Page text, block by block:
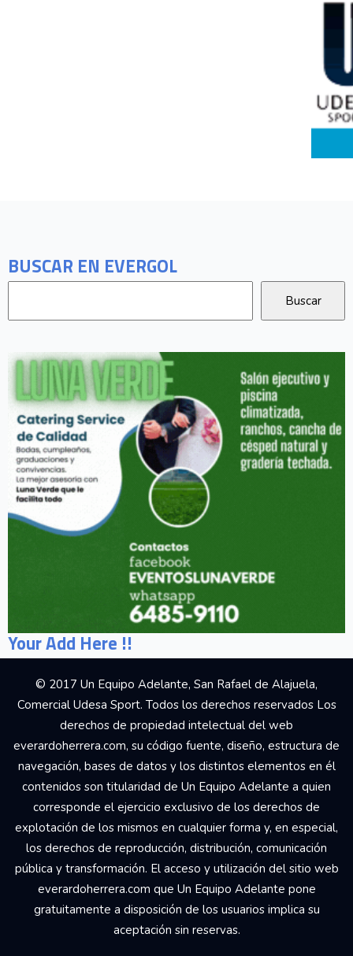
BUSCAR EN EVERGOL
Your Add Here !!
© 2017 Un Equipo Adelante, San Rafael de Alajuela,
Comercial Udesa Sport. Todos los derechos reservados Los
derechos de propiedad intelectual del web
everardoherrera.com, su código fuente, diseño, estructura de
navegación, bases de datos y los distintos elementos en él
contenidos son titularidad de Un Equipo Adelante a quien
corresponde el ejercicio exclusivo de los derechos de
explotación de los mismos en cualquier forma y, en especial,
los derechos de reproducción, distribución, comunicación
pública y transformación. El acceso y utilización del sitio web
everardoherrera.com que Un Equipo Adelante pone
gratuitamente a disposición de los usuarios implica su
aceptación sin reservas.